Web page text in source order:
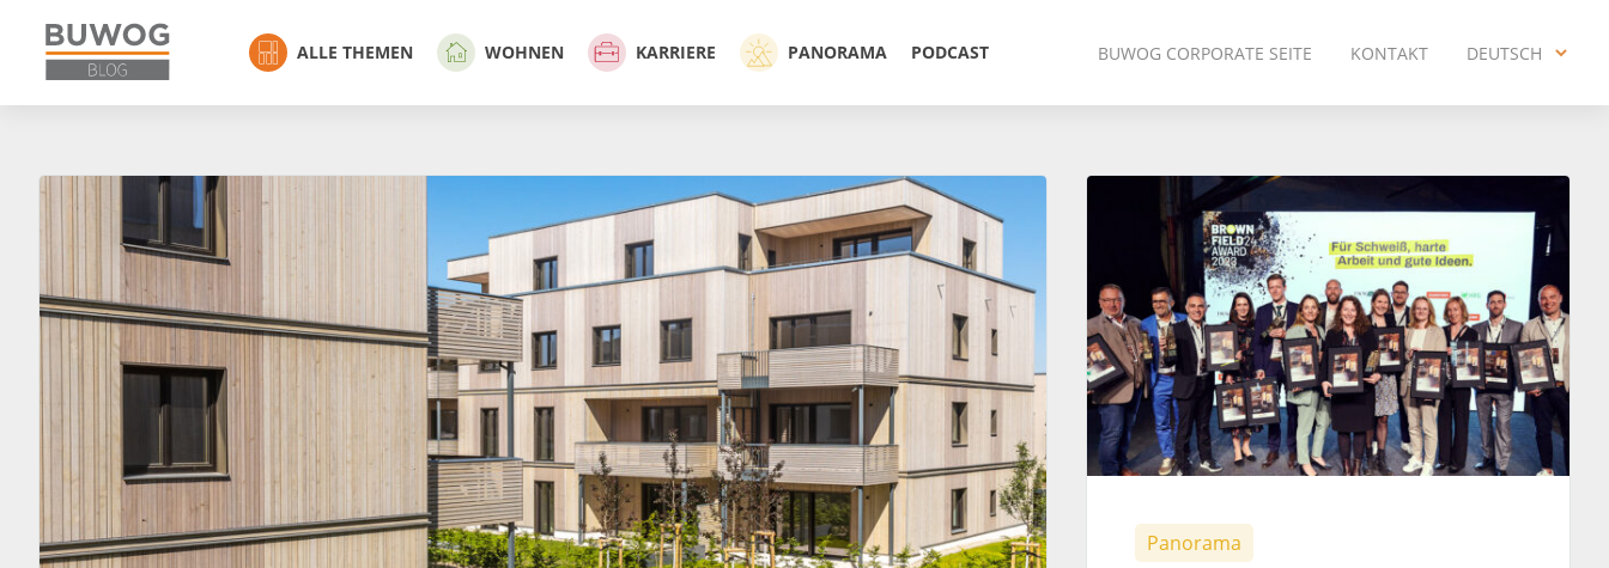
ALLE THEMEN WOHNEN KARRIERE PANORAMA PODCAST BUWOG CORPORATE SEITE KONTAKT DEUTSCH
Panorama